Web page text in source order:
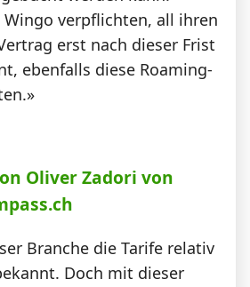
verpflichten, all ihren
erst nach dieser Frist
ebenfalls diese Roaming-
Oliver Zadori von
Branche die Tarife relativ
Doch mit dieser